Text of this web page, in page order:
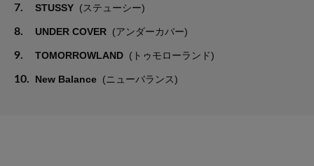
7. STUSSY (ステューシー)
8. UNDER COVER (アンダーカバー)
9. TOMORROWLAND (トゥモローランド)
10. New Balance (ニューバランス)